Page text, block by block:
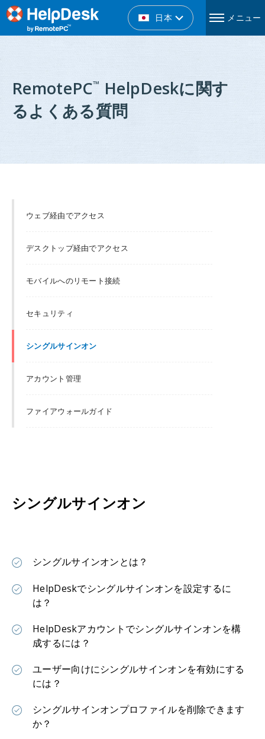
日本 メニュー
RemotePC™
HelpDeskに関す
るよくある質問
ウェブ経由でアクセス
デスクトップ経由でアクセス
モバイルへのリモート接続
セキュリティ
シングルサインオン
アカウント管理
ファイアウォールガイド
シングルサインオン
シングルサインオンとは？
HelpDeskでシングルサインオンを設定するに
は？
HelpDeskアカウントでシングルサインオンを構
成するには？
ユーザー向けにシングルサインオンを有効にする
には？
シングルサインオンプロファイルを削除できます
か？